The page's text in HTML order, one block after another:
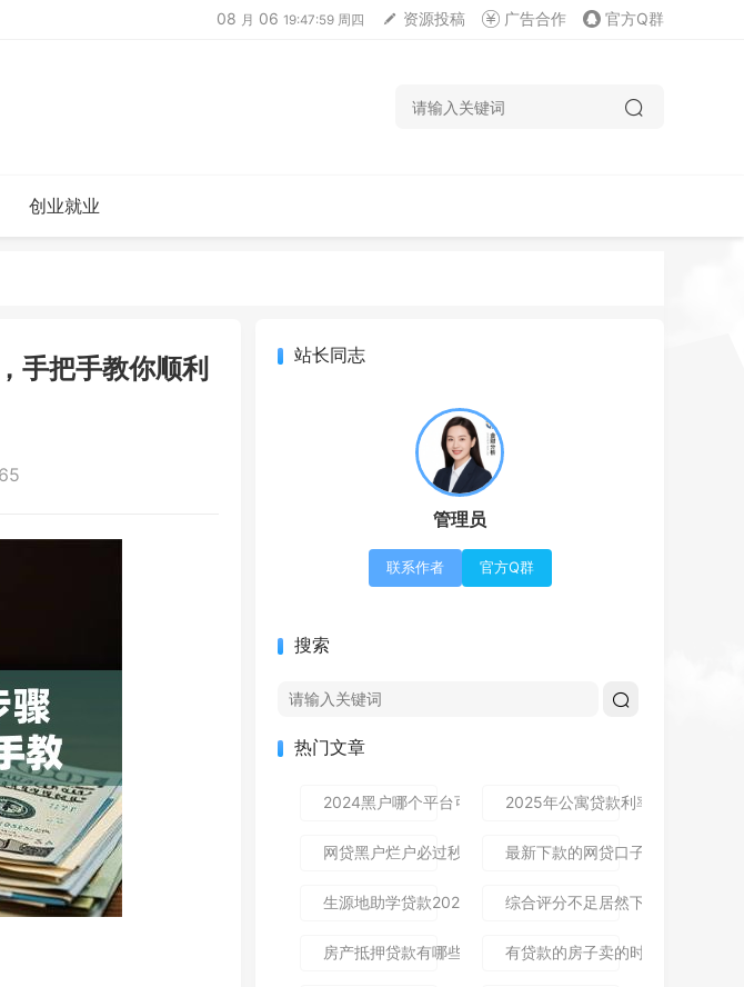
08 月 06 19:47:59 周四 资源投稿 广告合作 官方Q群
创业就业
手把手教你顺利
站长同志
管理员
联系作者 官方Q群
搜索
热门文章
2024黑户哪个平台可以借到钱,隆重介绍5个免审秒批的分享
2025年公寓贷款利率是多少？别
网贷黑户烂户必过秒下款9月高通过率指南！顺便整理这5个
最新下款的网贷口子论坛,全网收
生源地助学贷款2025年发放时间及到账流程详解
综合评分不足居然下款了,简单汇
房产抵押贷款有哪些风险？一文讲清所有风险点，新手办理
有贷款的房子卖的时候贷款怎么